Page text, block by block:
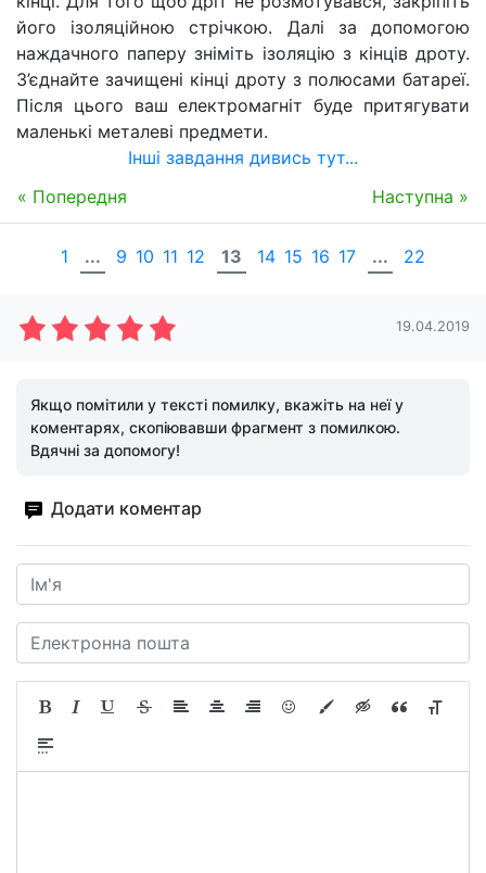
його ізоляційною стрічкою. Далі за допомогою
наждачного паперу зніміть ізоляцію з кінців дроту.
З’єднайте зачищені кінці дроту з полюсами батареї.
Після цього ваш електромагніт буде притягувати
маленькі металеві предмети.
Інші завдання дивись тут...
« Попередня
Наступна »
1 ... 9 10 11 12 13 14 15 16 17 ... 22
19.04.2019
Якщо помітили у тексті помилку, вкажіть на неї у
коментарях, скопіювавши фрагмент з помилкою.
Вдячні за допомогу!
Додати коментар